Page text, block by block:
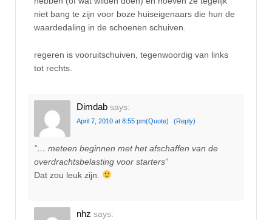
niet bang te zijn voor boze huiseigenaars die hun de
waardedaling in de schoenen schuiven.
regeren is vooruitschuiven, tegenwoordig van links
tot rechts.
Dimdab says:
April 7, 2010 at 8:55 pm(Quote) (Reply)
“… meteen beginnen met het afschaffen van de
overdrachtsbelasting voor starters”
Dat zou leuk zijn.
nhz says: